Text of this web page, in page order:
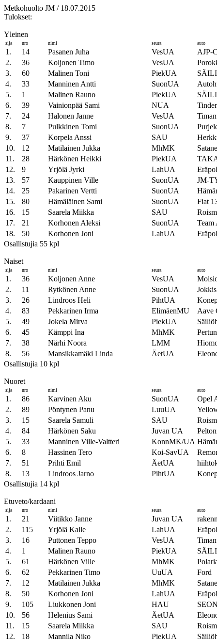
Metkohuolto JM / 18.07.2015
Tulokset:
Yleinen
sija nro nimi seura auto
1. 14 Pasanen Juha VesUA
AJP-
2.
36 Koljonen Timo VesUA
3.
60 Malinen Toni PiekUA
4.
33 Manninen Antti SuonUA
5.
1 Malinen Rauno PiekUA
6.
39 Vainionpää Sami NUA
7.
24 Halonen Janne VesUA
8.
7 Pulkkinen Tomi SuonUA
9.
37 Korpela Anssi SAU
10.
12 Matilainen Jukka MhMK
11.
28 Härkönen Heikki PiekUA
12.
9 Yrjölä Jyrki LahUA
13.
57 Kauppinen Ville SuonUA
JM-
14.
25 Pakarinen Vertti SuonUA
15.
80 Hämäläinen Sami SuonUA
Fiat
16.
15 Saarela Miikka SAU
17.
21 Korhonen Aleksi SuonUA
Team
18.
50 Korhonen Joni LahUA
Osallistujia 55 kpl
Naiset
sija nro nimi seura auto
1. 36 Koljonen Anne VesUA
2.
11 Rytkönen Anne SuonUA
3.
26 Lindroos Heli PihtUA
4.
83 Pekkarinen Irma ElimäenMU
Aave
5.
49 Jokela Mirva PiekUA
6.
45 Kämppi Ina MhMK
7.
38 Närhi Noora LMM
8.
56 Mansikkamäki Linda ÄetUA
Osallistujia 10 kpl
Nuoret
sija nro nimi seura auto
1. 86 Karvinen Aku SuonUA
Opel
2.
89 Pöntynen Panu LuuUA
3.
15 Saarela Samuli SAU
4.
84 Härkönen Saku Juvan UA
5.
33 Manninen Ville-Valtteri KonnMK/UA
6.
8 Hassinen Tero Koi-SavUA
7.
51 Prihti Emil ÄetUA
8.
13 Lindroos Jarno PihtUA
Osallistujia 14 kpl
Etuveto/kardaani
sija nro nimi seura auto
1. 21 Viitikko Janne Juvan UA
2.
115 Yrjölä Kalle LahUA
3.
16 Puttonen Teppo VesUA
4.
1 Malinen Rauno PiekUA
5.
61 Härkönen Ville MhMK
6.
62 Pekkarinen Timo UuUA
Ford
7.
12 Matilainen Jukka MhMK
8.
50 Korhonen Joni LahUA
9.
105 Liukkonen Joni HAU
10.
56 Helenius Sami ÄetUA
11.
15 Saarela Miikka SAU
12.
18 Mannila Niko PiekUA